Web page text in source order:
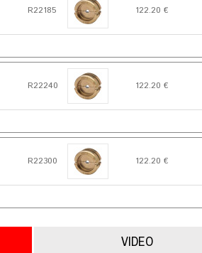
R22185 122.20 €
R22240 122.20 €
R22300 122.20 €
VIDEO